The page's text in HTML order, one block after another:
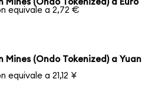
Mines (Ondo Tokenized) a Euro
equivale a 2,72 €
Mines (Ondo Tokenized) a Yuan
equivale a 21,12 ¥